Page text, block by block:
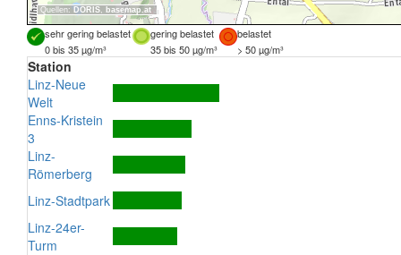
Quellen: DORIS, basemap.at
sehr gering belastet gering belastet
belastet
0 bis 35 µg/m³
35 bis 50 µg/m³ > 50 µg/m³
Station
Linz-Neue
Welt
Enns-Kristein
3
Linz-
Römerberg
Linz-Stadtpark
Linz-24er-
Turm